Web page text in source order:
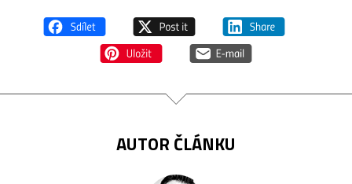
AUTOR ČLÁNKU